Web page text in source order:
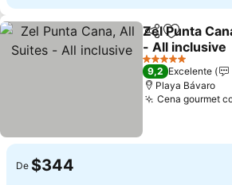
Compartir
Agregar
Zel Punta
- All inclusive
Ver precios
5 Estrellas
9,2 Excelente
Playa Bávaro
Cena gourmet
De $344